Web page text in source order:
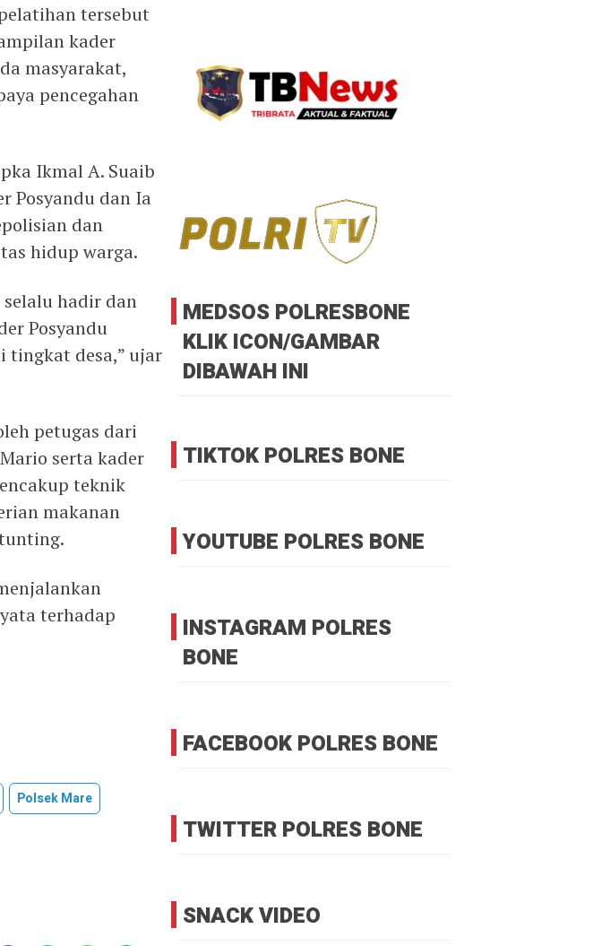
tersebut
kader
masyarakat,
pencegahan
Ikmal A. Suaib
Posyandu dan Ia
dan
hidup warga.
hadir dan
Posyandu
tingkat desa,” ujar
petugas dari
serta kader
teknik
makanan
terhadap
Polsek Mare
MEDSOS POLRESBONE
KLIK ICON/GAMBAR
DIBAWAH INI
TIKTOK POLRES BONE
YOUTUBE POLRES BONE
INSTAGRAM POLRES
BONE
FACEBOOK POLRES BONE
TWITTER POLRES BONE
SNACK VIDEO